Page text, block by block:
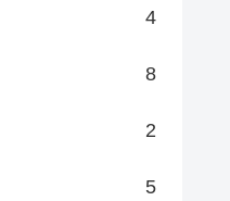
4
8
2
5